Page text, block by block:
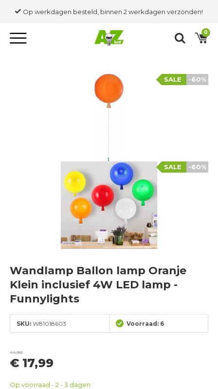
Op werkdagen besteld, binnen 2 werkdagen verzonden!
0
-60%
SALE
-60%
SALE
Wandlamp Ballon lamp Oranje
Klein inclusief 4W LED lamp -
Funnylights
SKU: W81018603 Voorraad: 6
44,95
€ 17,99
Op voorraad - 2 - 3 dagen